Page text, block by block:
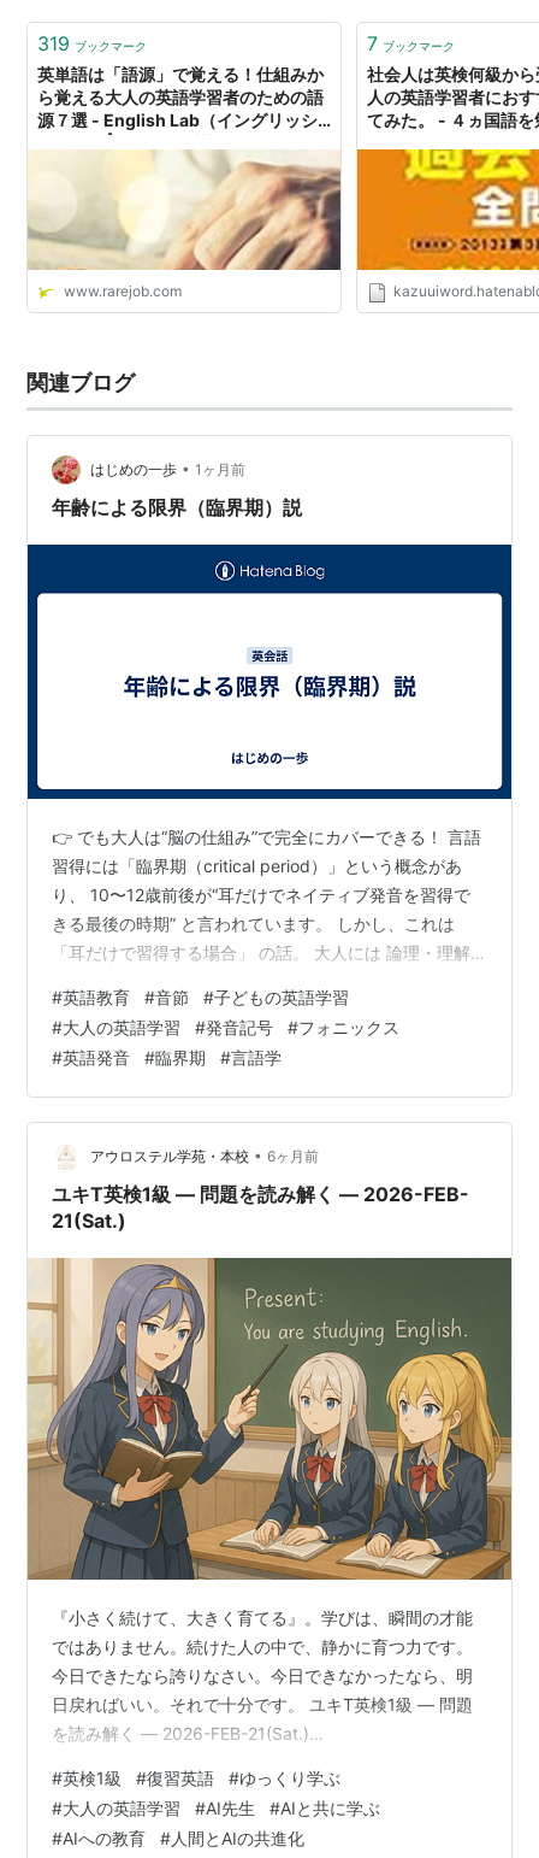
319 ブックマーク
英単語は「語源」で覚える！仕組みか
ら覚える大人の英語学習者のための語
源７選 - English Lab（イングリッシ
る英語サイト | English Lab（イング
リッシュラボ）┃レアジョブ英会話が
発信する英語サイト
www.rarejob.com
7 ブックマーク
社会人は英検何級か
人の英語学習者にお
てみた。 - ４ヵ国語
関連ブログ
はじめの一歩 • 1ヶ月前
年齢による限界（臨界期）説
👉 でも大人は“脳の仕組み”で完全にカバーできる！ 言語
習得には「臨界期（critical period）」という概念があ
り、 10〜12歳前後が“耳だけでネイティブ発音を習得で
きる最後の時期” と言われています。 しかし、これは
「耳だけで習得する場合」 の話。 大人には 論理・理解
く発音を再現できるケースも多い のです。 小学生が
`STRIKE` を1音節で発音できているかというと、**環境
（耳だけで覚えたか、フォニックス等のルールを学んだ
か）によって二極化している**のが現状です。 この2つ
の疑問について、メカニズムを踏まえて分かり…
#英語教育 #音節 #子どもの英語学習
#大人の英語学習 #発音記号 #フォニックス
#英語発音 #臨界期 #言語学
アウロステル学苑・本校 • 6ヶ月前
ユキT英検1級 ― 問題を読み解く ― 2026-FEB-
21(Sat.)
『小さく続けて、大きく育てる』。学びは、瞬間の才能
ではありません。続けた人の中で、静かに育つ力です。
今日できたなら誇りなさい。今日できなかったなら、明
日戻ればいい。それで十分です。 ユキT英検1級 ― 問題
を読み解く ― 2026-FEB-21(Sat.)
ユキT英検1級 ― 問題を読み解く ―2026-FEB-21(Sat.)
大学・研究・社会で実際に使われる語彙を分析していま
す
#英検1級 #復習英語 #ゆっくり学ぶ
#大人の英語学習 #AI先生 #AIと共に学ぶ
#AIへの教育 #人間とAIの共進化